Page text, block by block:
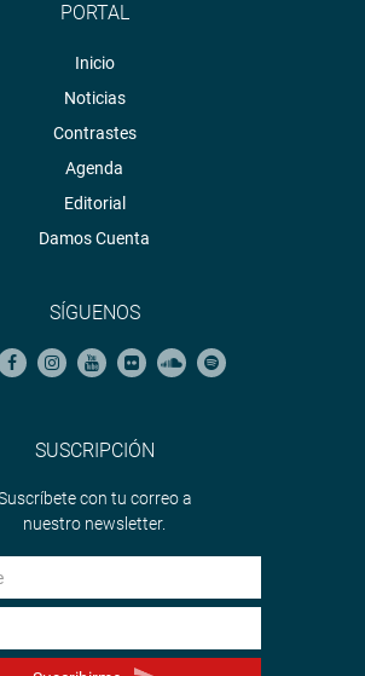
PORTAL
Inicio
Noticias
Contrastes
Agenda
Editorial
Damos Cuenta
SÍGUENOS
SUSCRIPCIÓN
con tu correo a
nuestro newsletter.